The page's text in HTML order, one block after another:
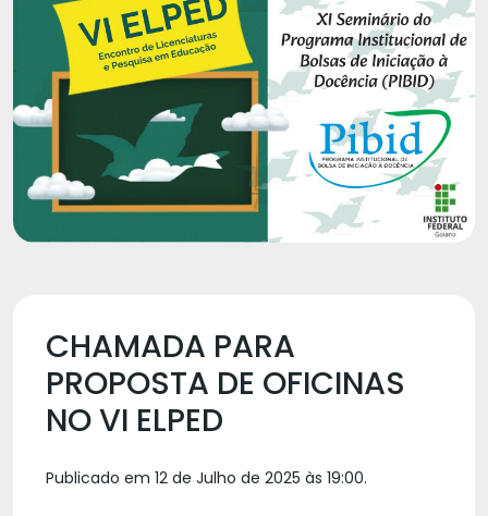
CHAMADA PARA
PROPOSTA DE OFICINAS
NO VI ELPED
Publicado em 12 de Julho de 2025 às 19:00.